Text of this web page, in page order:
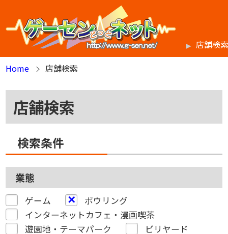
店舗検
Home
店舗検索
店舗検索
検索条件
業態
ゲーム
ボウリング
インターネットカフェ・漫画喫茶
遊園地・テーマパーク
ビリヤード